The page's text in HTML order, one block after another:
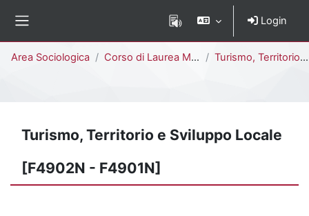
Login
Area Sociologica Corso di Laurea Magistrale Turismo, Territorio e Sviluppo Locale [F4902N - F4901N]
Turismo, Territorio e Sviluppo Locale
[F4902N - F4901N]